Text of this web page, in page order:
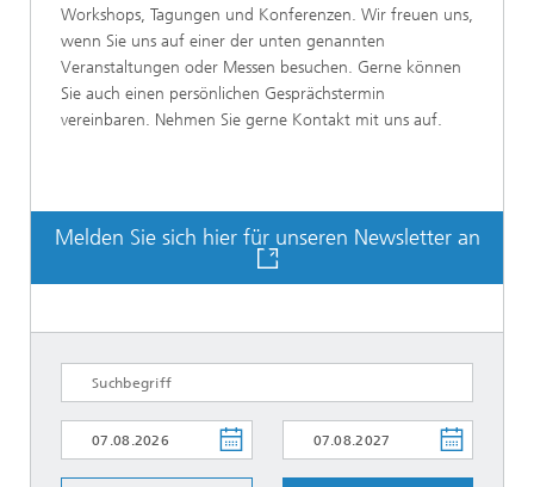
Workshops, Tagungen und Konferenzen. Wir freuen uns,
wenn Sie uns auf einer der unten genannten
Veranstaltungen oder Messen besuchen. Gerne können
Sie auch einen persönlichen Gesprächstermin
vereinbaren. Nehmen Sie gerne Kontakt mit uns auf.
Melden Sie sich hier für unseren Newsletter an